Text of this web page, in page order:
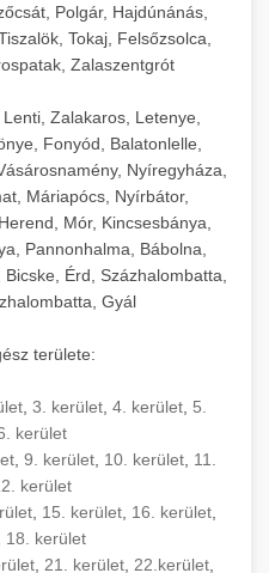
Polgár, Hajdúnánás,
Tokaj, Felsőzsolca,
Zalaszentgrót
Zalakaros, Letenye,
Fonyód, Balatonlelle,
Nyíregyháza,
Máriapócs, Nyírbátor,
Mór, Kincsesbánya,
Pannonhalma, Bábolna,
Érd, Százhalombatta,
Gyál
területe:
3. kerület 4. kerület 5.
kerület
, 9. kerület, 10. kerület, 11.
kerület
15. kerület 16. kerület
18. kerület
21. kerület 22.kerület